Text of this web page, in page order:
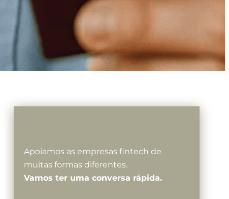
Apoiamos as empresas fintech de
muitas formas diferentes.
Vamos ter uma conversa rápida.